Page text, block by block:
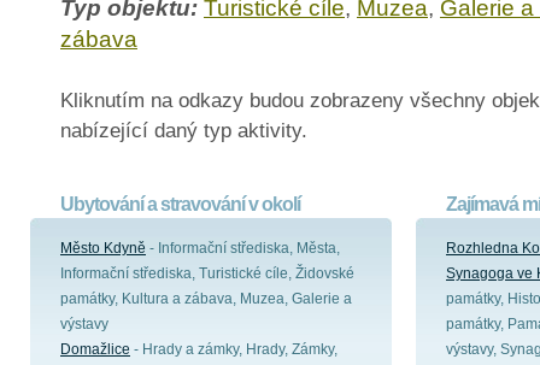
Typ objektu: Turistické cíle, Muzea, Galerie
zábava
Kliknutím na odkazy budou zobrazeny všechny
nabízející daný typ aktivity.
Ubytování a stravování v okolí
Město Kdyně - Informační střediska, Města,
Informační střediska, Turistické cíle, Židovské
památky, Kultura a zábava, Muzea, Galerie a
výstavy
Domažlice - Hrady a zámky, Hrady, Zámky,
Zajímavá
Rozhledna
Synagoga ve
památky,
památky,
výstavy,